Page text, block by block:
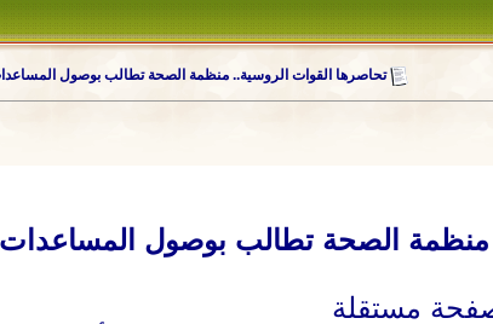
تحاصرها القوات الروسية.. منظمة الصحة تطالب بوصول المساعدات
الصحة تطالب بوصول المساعدات